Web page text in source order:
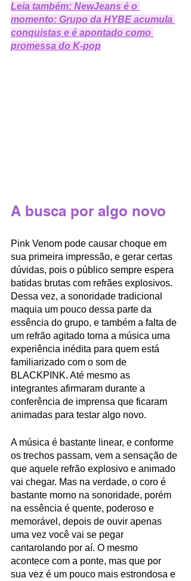
Leia também: NewJeans é o
momento: Grupo da HYBE acumula
conquistas e é apontado como
promessa do K-pop
A busca por algo novo
Pink Venom pode causar choque em
sua primeira impressão, e gerar certas
dúvidas, pois o público sempre espera
batidas brutas com refrães explosivos.
Dessa vez, a sonoridade tradicional
maquia um pouco dessa parte da
essência do grupo, e também a falta de
um refrão agitado torna a música uma
experiência inédita para quem está
familiarizado com o som de
BLACKPINK. Até mesmo as
integrantes afirmaram durante a
conferência de imprensa que ficaram
animadas para testar algo novo.
A música é bastante linear, e conforme
os trechos passam, vem a sensação de
que aquele refrão explosivo e animado
vai chegar. Mas na verdade, o coro é
bastante morno na sonoridade, porém
na essência é quente, poderoso e
memorável, depois de ouvir apenas
uma vez você vai se pegar
cantarolando por aí. O mesmo
acontece com a ponte, mas que por
sua vez é um pouco mais estrondosa e